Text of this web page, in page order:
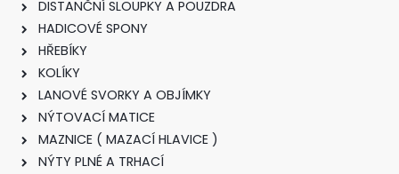
DISTANČNÍ SLOUPKY A POUZDRA
HADICOVÉ SPONY
HŘEBÍKY
KOLÍKY
LANOVÉ SVORKY A OBJÍMKY
NÝTOVACÍ MATICE
MAZNICE ( MAZACÍ HLAVICE )
NÝTY PLNÉ A TRHACÍ